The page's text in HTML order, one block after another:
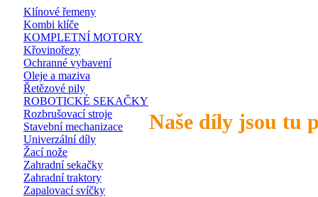
Naše díly jsou tu
Klínové řemeny
Kombi klíče
KOMPLETNÍ MOTORY
Křovinořezy
Ochranné vybavení
Oleje a maziva
Řetězové pily
ROBOTICKÉ SEKAČKY
Rozbrušovací stroje
Stavební mechanizace
Univerzální díly
Žací nože
Zahradní sekačky
Zahradní traktory
Zapalovací svíčky